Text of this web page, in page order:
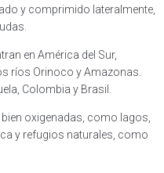
y comprimido lateralmente,
en América del Sur,
ríos Orinoco y Amazonas.
Colombia y Brasil.
oxigenadas, como lagos,
y refugios naturales, como